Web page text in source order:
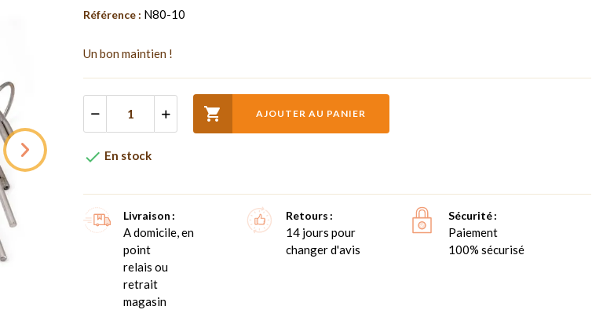
Référence : N80-10
Un bon maintien !
 AJOUTER AU PANIER
 En stock
Livraison
A domicile, en
point
relais ou
retrait
magasin
Retours
14 jours pour
changer d'avis
Sécurité
Paiement
100% sécurisé